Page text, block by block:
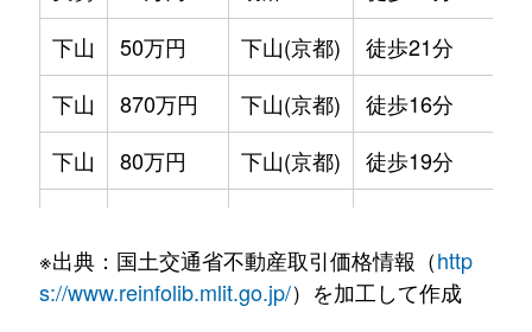
和田
1,400万円 下山(京都) 徒歩1時間45分
下山
50万円 下山(京都)
徒歩21分
下山
870万円 下山(京都)
徒歩16分
下山
80万円 下山(京都)
徒歩19分
曽根
60万円 下山(京都)
徒歩1時間45分
※出典：国土交通省不動産取引価格情報（http
s://www.reinfolib.mlit.go.jp/）を加工して作成